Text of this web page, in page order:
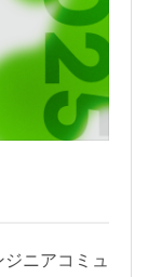
ニアコミュ